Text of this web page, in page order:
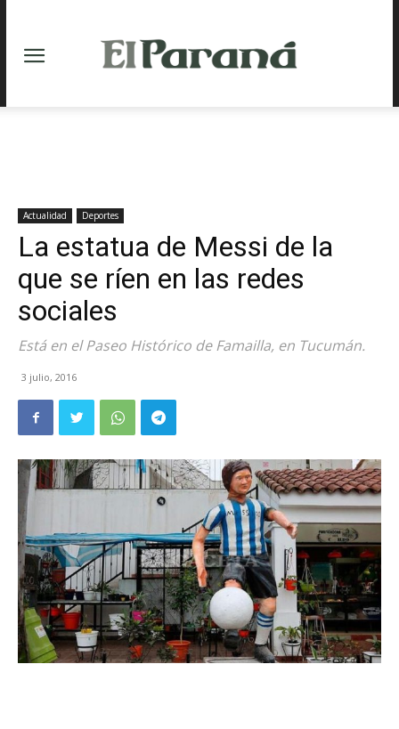
Actualidad Deportes
La estatua de Messi de la
que se ríen en las redes
sociales
Está en el Paseo Histórico de Famailla, en Tucumán.
3 julio, 2016